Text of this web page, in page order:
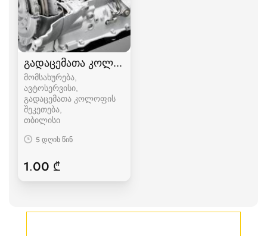
გადაცემათა კოლოფის შეკეთება
მომსახურება,
ავტოსერვისი,
გადაცემათა კოლოფის
შეკეთება
თბილისი
5 დღის წინ
1.00 ₾